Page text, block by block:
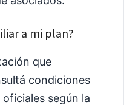
a mi plan?
que
condiciones
según la